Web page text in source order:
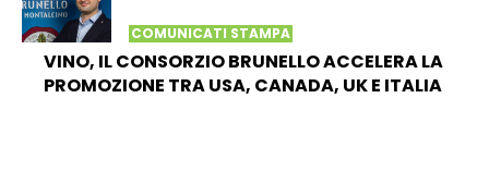
COMUNICATI STAMPA
VINO, IL CONSORZIO BRUNELLO ACCELERA LA
PROMOZIONE TRA USA, CANADA, UK E ITALIA